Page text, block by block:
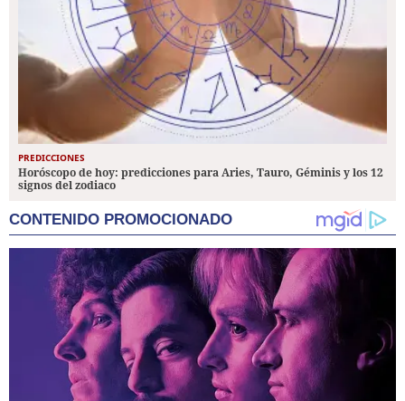
PREDICCIONES
Horóscopo de hoy: predicciones para Aries, Tauro, Géminis y los 12
signos del zodiaco
CONTENIDO PROMOCIONADO